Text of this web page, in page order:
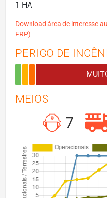
1 HA
Download área de interesse
FRP)
PERIGO DE
MEIOS
7